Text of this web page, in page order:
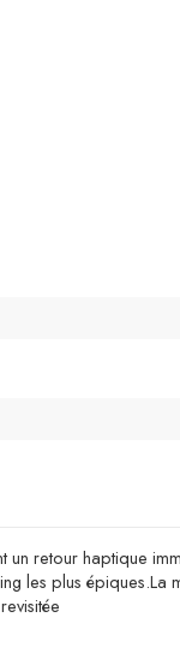
un retour haptique
les plus épiques.La